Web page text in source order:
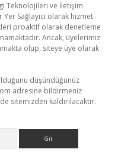
Teknolojileri ve İletişim
Sağlayıcı olarak hizmet
proaktif olarak denetleme
Ancak, üyelerimiz
olup, siteye üye olarak
düşündüğünüz
adresine bildirmeniz
sitemizden kaldırılacaktır.